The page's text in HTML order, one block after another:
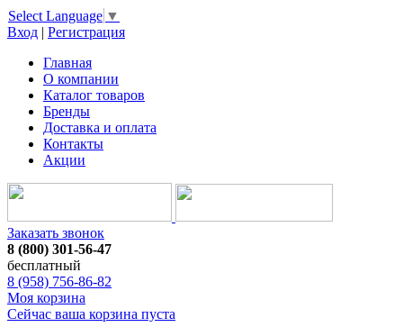
Select Language ▼
Вход | Регистрация
Главная
О компании
Каталог товаров
Бренды
Доставка и оплата
Контакты
Акции
Заказать звонок
8 (800) 301-56-47
бесплатный
8 (958) 756-86-82
Моя корзина
Сейчас ваша корзина пуста